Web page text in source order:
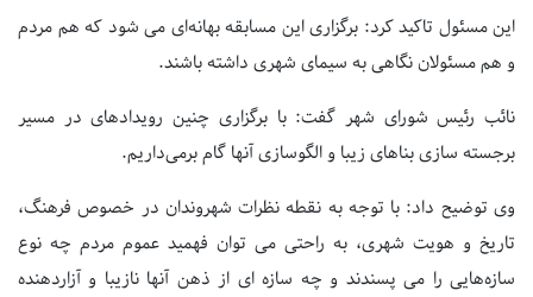
این مسئول تاکید کرد: برگزاری این مسابقه بهانه‌ای می شود که هم مردم
و هم مسئولان نگاهی به سیمای شهری داشته باشند.
نائب رئیس شورای شهر گفت: با برگزاری چنین رویدادهای در مسیر
برجسته سازی بناهای زیبا و الگوسازی آنها گام برمی‌داریم.
وی توضیح داد: با توجه به نقطه نظرات شهروندان در خصوص فرهنگ،
تاریخ و هویت شهری، به راحتی می توان فهمید عموم مردم چه نوع
سازه‌هایی را می پسندند و چه سازه ای از ذهن آنها نازیبا و آزاردهنده